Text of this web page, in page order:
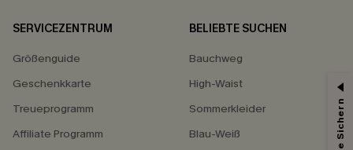
SERVICEZENTRUM
Größenguide
Geschenkkarte
Treueprogramm
Affiliate Programm
BELIEBTE SUCHEN
Bauchweg
High-Waist
Sommerkleider
Blau-Weiß